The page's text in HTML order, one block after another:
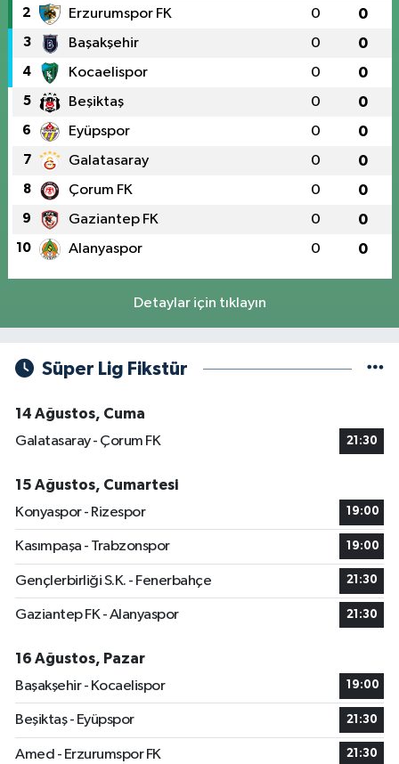
2 Erzurumspor FK 0 0
3 Başakşehir 0 0
4 Kocaelispor 0 0
5 Beşiktaş 0 0
6 Eyüpspor 0 0
7 Galatasaray 0 0
8 Çorum FK 0 0
9 Gaziantep FK 0 0
10 Alanyaspor 0 0
Detaylar için tıklayın
Süper Lig Fikstür
14 Ağustos, Cuma
Galatasaray - Çorum FK
21:30
15 Ağustos, Cumartesi
Konyaspor - Rizespor
19:00
Kasımpaşa - Trabzonspor 19:00
Gençlerbirliği S.K. - Fenerbahçe 21:30
Gaziantep FK - Alanyaspor 21:30
16 Ağustos, Pazar
Başakşehir - Kocaelispor
19:00
Beşiktaş - Eyüpspor 21:30
Amed - Erzurumspor FK 21:30